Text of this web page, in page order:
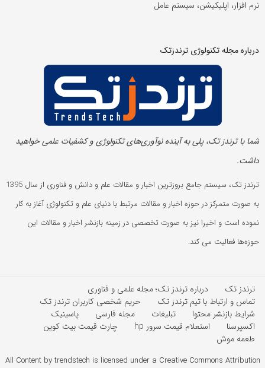
نرم افزار، اپلیکیشن، سیستم عامل
درباره مجله تکنولوژی ترندزتک
شما با ترندز تک، پلی به آینده‌ نوآوری‌های تکنولوژی و کشفیات علمی خواهید
داشت.
ترندز تک، سیستم جامع بروزترین اخبار و مقالات علم و دانش و فناوری از سال 1395
به صورت متمرکز در حوزه اخبار و مقالات مرتبط با دنیای علم و تکنولوژی آغاز به کار
نموده است و اخیرا نیز به صورت تخصصی در زمینه بازنشر اخبار و مقالات این
حوزه‌ها فعالیت می کند.
ترندز تک
درباره ترندز تک؛ مجله علمی و فناوری
تماس و ارتباط با تیم ترندز تک
حریم شخصی کاربران ترندز تک
شرایط بازنشر محتوا
تبلیغات مجله فارسی
پاسینیک
اکسپرسنا
استعلام قیمت سرور hp
چارت قیمت بیت کوین
طعمه موش
All Content by trendstech is licensed under a Creative Commons Attribution